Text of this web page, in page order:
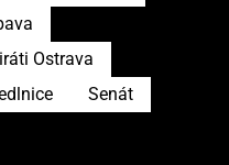
Ostrava
Senát